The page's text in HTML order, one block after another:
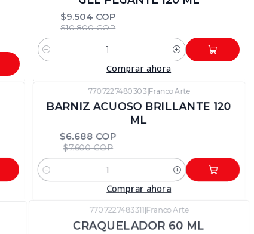
$9.504 COP
$10.800 COP
Cantidad
Comprar ahora
7707227480303|Franco Arte
BARNIZ ACUOSO BRILLANTE 120
ML
$6.688 COP
$7.600 COP
Cantidad
Comprar ahora
DTO
7707227483311| Franco Arte
CRAQUELADOR 60 ML